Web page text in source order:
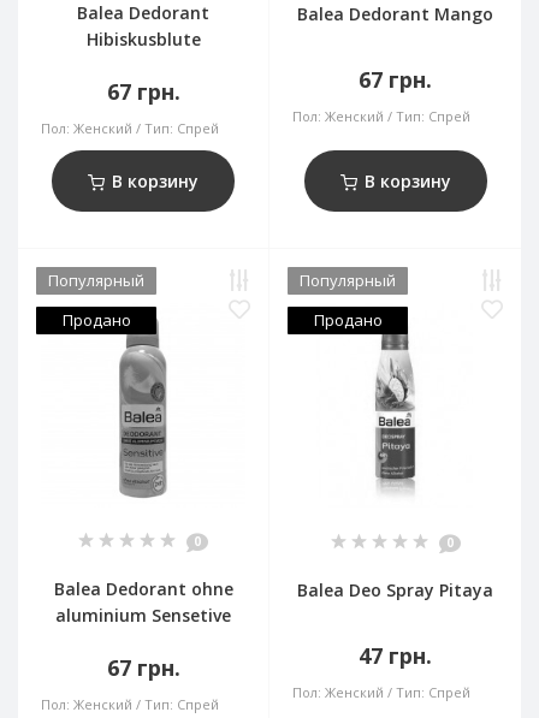
Balea Dedorant
Hibiskusblute
67 грн.
Пол: Женский Тип: Спрей
В корзину
Balea Dedorant Mango
67 грн.
Пол: Женский Тип: Спрей
В корзину
Популярный
Продано
0
Balea Dedorant ohne
aluminium Sensetive
67 грн.
Пол: Женский Тип: Спрей
Популярный
Продано
0
Balea Deo Spray Pitaya
47 грн.
Пол: Женский Тип: Спрей